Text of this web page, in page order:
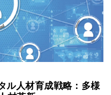
ル人材育成戦略：多様